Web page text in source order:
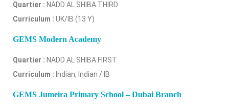
Quartier : NADD AL SHIBA THIRD
Curriculum : UK/IB (13 Y)
GEMS Modern Academy
Quartier : NADD AL SHIBA FIRST
Curriculum : Indian, Indian / IB
GEMS Jumeira Primary School – Dubai Branch